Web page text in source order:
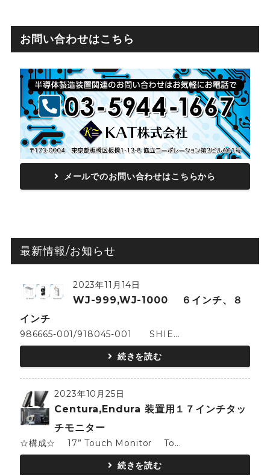
お問い合わせはこちら
メールでのお問い合わせはこちらから
最新情報/お知らせ
2023年11月14日
WJ-999,WJ-1000 ６インチ、８
インチ
986665-001/918045-001 SHIE...
続きを読む
2023年10月25日
Centura,Endura 装置用１７インチタッ
チモニター
☆構成☆ 17” Touch Monitor To...
続きを読む